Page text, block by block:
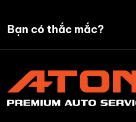
Bạn có thắc mắc?